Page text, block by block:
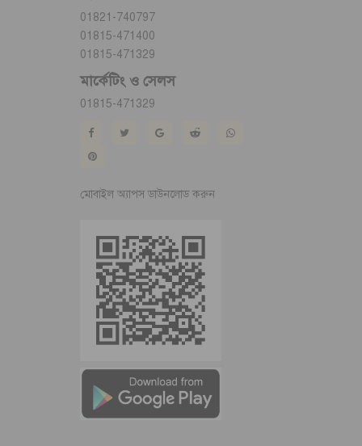
01821-740797
01815-471400
01815-471329
মার্কেটিং ও সেলস
01815-471329
মোবাইল অ্যাপস ডাউনলোড করুন